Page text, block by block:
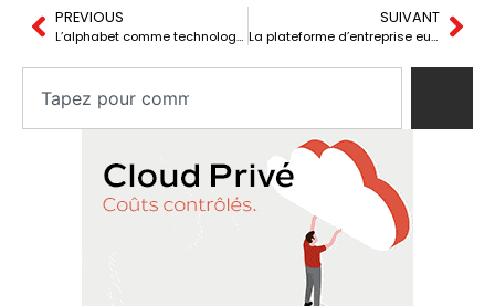
PREVIOUS
L’alphabet comme technologie : l’interface humaine que l’IA ne peut pas complètement reproduire
SUIVANT
La plateforme d’entreprise européenne dépend plus des États-Unis qu’il n’y paraît